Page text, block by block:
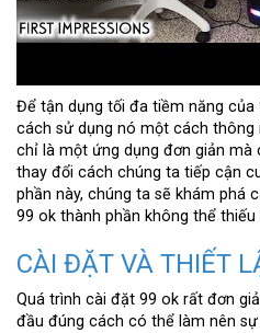
Để tận dụng tối đa tiềm năng của
cách sử dụng nó một cách thông
chỉ là một ứng dụng đơn giản
thay đổi cách chúng ta tiếp cận
phần này, chúng ta sẽ khám phá
99 ok thành phần không thể
CÀI ĐẶT VÀ THIẾT
Quá trình cài đặt 99 ok rất đơn
đầu đúng cách có thể làm nên